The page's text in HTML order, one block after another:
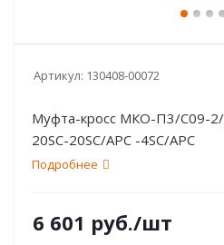
Артикул: 130408-00072
Муфта-кросс МКО-П3/С09-2/
20SC-20SC/APC -4SC/APC
Подробнее
6 601 руб./шт